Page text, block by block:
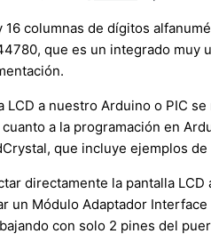
16 columnas de dígitos
que es un integrado muy
LCD a nuestro Arduino o PIC
a la programación en
que incluye ejemplos de
directamente la pantalla LCD
un Módulo Adaptador
con solo 2 pines del